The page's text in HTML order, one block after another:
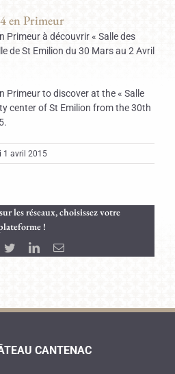
en Primeur
Primeur à découvrir « Salle des
de St Emilion du 30 Mars au 2 Avril
Primeur to discover at the « Salle
center of St Emilion from the 30th
1 avril 2015
les réseaux, choisissez votre
!
TwitterLinkedInEmail
CANTENAC